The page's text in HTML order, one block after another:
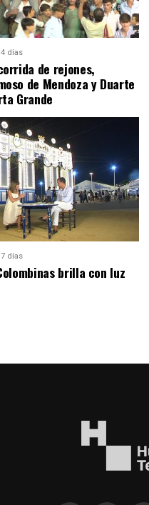
días
de rejones,
de Mendoza y Duarte
Grande
días
brilla con luz